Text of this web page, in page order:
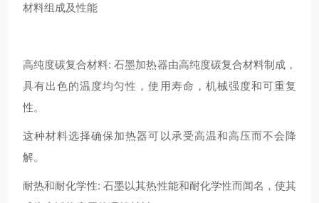
材料组成及性能
高纯度碳复合材料: 石墨加热器由高纯度碳复合材料制成，
具有出色的温度均匀性，使用寿命，机械强度和可重复
性。
这种材料选择确保加热器可以承受高温和高压而不会降
解。
耐热和耐化学性: 石墨以其热性能和耐化学性而闻名，使其